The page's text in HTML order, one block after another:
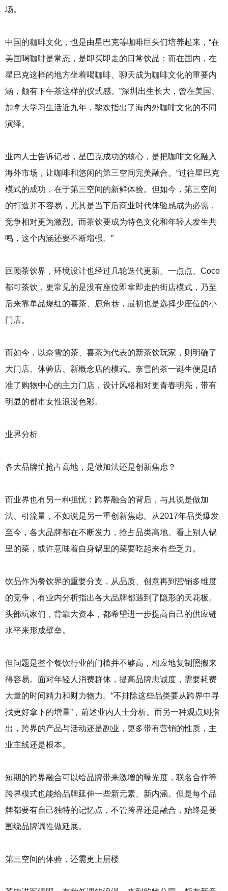
场。
中国的咖啡文化，也是由星巴克等咖啡巨头们培养起来，“在
美国喝咖啡是常态，是即买即走的日常饮品；而在国内，在
星巴克这样的地方坐着喝咖啡、聊天成为咖啡文化的重要内
涵，颇有下午茶这样的仪式感。”深圳出生长大，曾在美国、
加拿大学习生活近九年，黎欢指出了海内外咖啡文化的不同
演绎。
业内人士告诉记者，星巴克成功的核心，是把咖啡文化融入
海外市场，让咖啡和悠闲的第三空间完美融合。“过往星巴克
模式的成功，在于第三空间的新鲜体验。但如今，第三空间
的打造并不容易，尤其是当下后商业时代体验感成为必需，
竞争相对更为激烈。而茶饮要成为特色文化和年轻人发生共
鸣，这个内涵还要不断增强。”
回顾茶饮界，环境设计也经过几轮迭代更新。一点点、Coco
都可茶饮，更常见的是没有座位即拿即走的街店模式，乃至
后来靠单品爆红的喜茶、鹿角巷，最初也是选择少座位的小
门店。
而如今，以奈雪的茶、喜茶为代表的新茶饮玩家，则明确了
大门店、体验店、新概念店的模式。奈雪的茶一诞生便是瞄
准了购物中心的主力门店，设计风格相对更青春明亮，带有
明显的都市女性浪漫色彩。
业界分析
各大品牌忙抢占高地，是做加法还是创新焦虑？
而业界也有另一种担忧：跨界融合的背后，与其说是做加
法、引流量，不如说是另一重创新焦虑。从2017年品类爆发
至今，各大品牌都在不断发力，抢占品类高地。看上别人锅
里的菜，或许意味着自身锅里的菜要吃起来有些乏力。
饮品作为餐饮界的重要分支，从品质、创意再到营销多维度
的竞争，有业内分析指出各大品牌都遇到了隐形的天花板。
头部玩家们，背靠大资本，都希望进一步提高自己的供应链
水平来形成壁垒。
但问题是整个餐饮行业的门槛并不够高，相应地复制照搬来
得容易。面对年轻人消费群体，提高品牌忠诚度，需要耗费
大量的时间精力和财力物力。“不排除这些品类要从跨界中寻
找更好拿下的增量”，前述业内人士分析。而另一种观点则指
出，跨界的产品与活动还是副业，更多带有营销的性质，主
业主线还是根本。
短期的跨界融合可以给品牌带来激增的曝光度，联名合作等
跨界模式也能给品牌延伸一些新元素、新内涵。但是每个品
牌都要有自己独特的记忆点，不管跨界还是融合，始终是要
围绕品牌调性做延展。
第三空间的体验，还需更上层楼